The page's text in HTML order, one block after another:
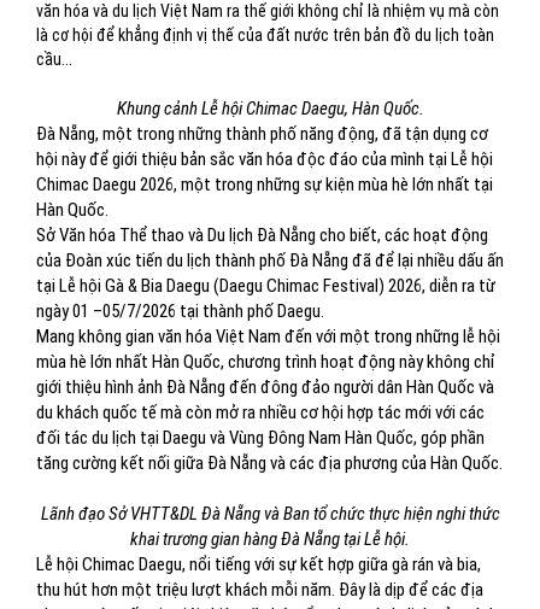
văn hóa và du lịch Việt Nam ra thế giới không chỉ là nhiệm vụ mà còn
là cơ hội để khẳng định vị thế của đất nước trên bản đồ du lịch toàn
cầu...
Khung cảnh Lễ hội Chimac Daegu, Hàn Quốc.
Đà Nẵng, một trong những thành phố năng động, đã tận dụng cơ
hội này để giới thiệu bản sắc văn hóa độc đáo của mình tại Lễ hội
Chimac Daegu 2026, một trong những sự kiện mùa hè lớn nhất tại
Hàn Quốc.
Sở Văn hóa Thể thao và Du lịch Đà Nẵng cho biết, các hoạt động
của Đoàn xúc tiến du lịch thành phố Đà Nẵng đã để lại nhiều dấu ấn
tại Lễ hội Gà & Bia Daegu (Daegu Chimac Festival) 2026, diễn ra từ
ngày 01 –05/7/2026 tại thành phố Daegu.
Mang không gian văn hóa Việt Nam đến với một trong những lễ hội
mùa hè lớn nhất Hàn Quốc, chương trình hoạt động này không chỉ
giới thiệu hình ảnh Đà Nẵng đến đông đảo người dân Hàn Quốc và
du khách quốc tế mà còn mở ra nhiều cơ hội hợp tác mới với các
đối tác du lịch tại Daegu và Vùng Đông Nam Hàn Quốc, góp phần
tăng cường kết nối giữa Đà Nẵng và các địa phương của Hàn Quốc.
Lãnh đạo Sở VHTT&DL Đà Nẵng và Ban tổ chức thực hiện nghi thức
khai trương gian hàng Đà Nẵng tại Lễ hội.
Lễ hội Chimac Daegu, nổi tiếng với sự kết hợp giữa gà rán và bia,
thu hút hơn một triệu lượt khách mỗi năm. Đây là dịp để các địa